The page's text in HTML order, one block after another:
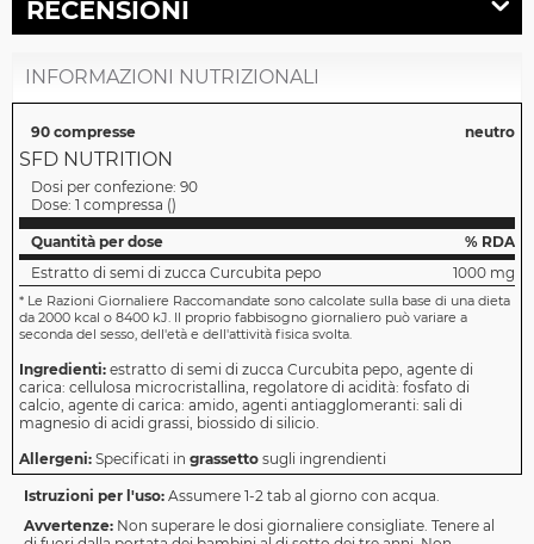
RECENSIONI
INFORMAZIONI NUTRIZIONALI
90 compresse neutro
SFD NUTRITION
Dosi per confezione: 90
Dose: 1 compressa ()
Quantità per dose
% RDA
Estratto di semi di zucca Curcubita pepo
1000 mg
* Le Razioni Giornaliere Raccomandate sono calcolate sulla base di una dieta
da 2000 kcal o 8400 kJ. Il proprio fabbisogno giornaliero può variare a
seconda del sesso, dell'età e dell'attività fisica svolta.
Ingredienti: estratto di semi di zucca Curcubita pepo, agente di
carica: cellulosa microcristallina, regolatore di acidità: fosfato di
calcio, agente di carica: amido, agenti antiagglomeranti: sali di
magnesio di acidi grassi, biossido di silicio.
Allergeni: Specificati in grassetto sugli ingrendienti
Istruzioni per l'uso: Assumere 1-2 tab al giorno con acqua.
Avvertenze: Non superare le dosi giornaliere consigliate. Tenere al